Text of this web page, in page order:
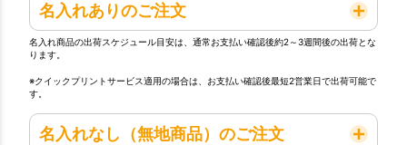
名入れありのご注文
名入れ商品の出荷スケジュール目安は、通常お支払い確認後約2～3週間後の出荷とな
ります。
※クイックプリントサービス適用の場合は、お支払い確認後最短2営業日で出荷可能で
す。
名入れなし（無地商品）のご注文